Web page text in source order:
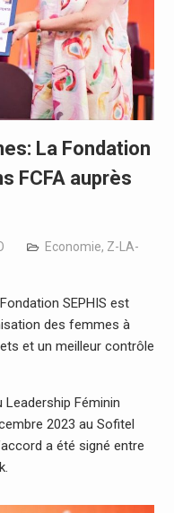
La Fondation
FCFA auprès
Economie, Z-LA-
SEPHIS est
des femmes à
et un meilleur contrôle
Féminin
2023 au Sofitel
a été signé entre